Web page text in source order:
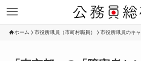
ホーム 市役所職員（市町村職員） 市役所職員のキ